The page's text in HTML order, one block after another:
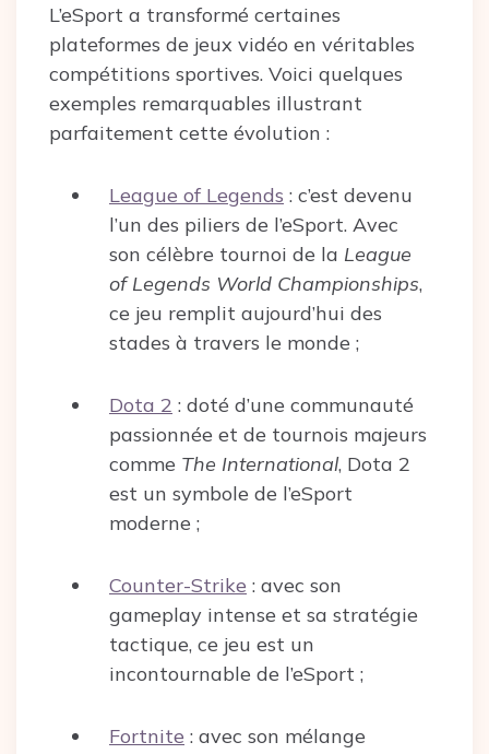
L’eSport a transformé certaines
plateformes de jeux vidéo en véritables
compétitions sportives. Voici quelques
exemples remarquables illustrant
parfaitement cette évolution :
League of Legends : c’est devenu
l’un des piliers de l’eSport. Avec
son célèbre tournoi de la League
of Legends World Championships,
ce jeu remplit aujourd’hui des
stades à travers le monde ;
Dota 2 : doté d’une communauté
passionnée et de tournois majeurs
comme The International, Dota 2
est un symbole de l’eSport
moderne ;
Counter-Strike : avec son
gameplay intense et sa stratégie
tactique, ce jeu est un
incontournable de l’eSport ;
Fortnite : avec son mélange